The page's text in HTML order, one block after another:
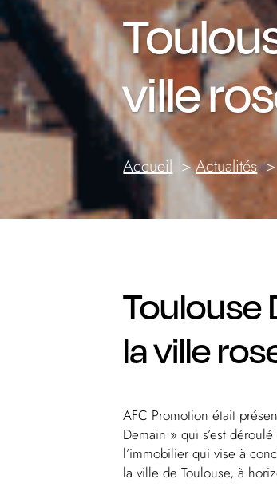
ville
Accueil Actualités
Toulouse
la ville
AFC Promotion était
Demain » qui s’est
l’immobilier qui vise à
la ville de Toulouse, à